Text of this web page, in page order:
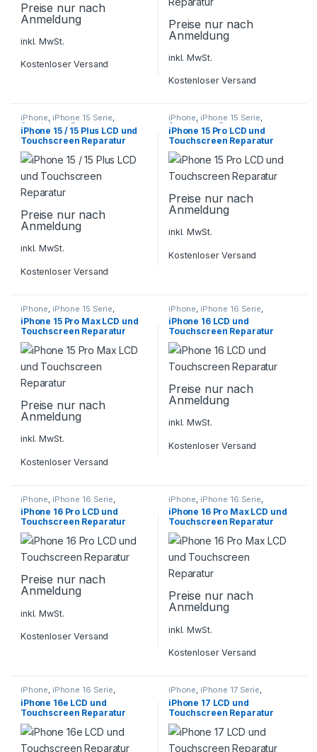
Preise nur nach
Anmeldung
inkl. MwSt.
Kostenloser Versand
Preise nur nach
Anmeldung
inkl. MwSt.
Kostenloser Versand
iPhone, iPhone 15 Serie,
Smartphone Reparatur
iPhone 15 / 15 Plus LCD und
Touchscreen Reparatur
Preise nur nach
Anmeldung
inkl. MwSt.
Kostenloser Versand
iPhone, iPhone 15 Serie,
Smartphone Reparatur
iPhone 15 Pro LCD und
Touchscreen Reparatur
Preise nur nach
Anmeldung
inkl. MwSt.
Kostenloser Versand
iPhone iPhone 15 Serie
Smartphone Reparatur
iPhone 15 Pro Max LCD und
Touchscreen Reparatur
Preise nur nach
Anmeldung
inkl. MwSt.
Kostenloser Versand
iPhone iPhone 16 Serie
Smartphone Reparatur
iPhone 16 LCD und
Touchscreen Reparatur
Preise nur nach
Anmeldung
inkl. MwSt.
Kostenloser Versand
iPhone iPhone 16 Serie
Smartphone Reparatur
iPhone 16 Pro LCD und
Touchscreen Reparatur
Preise nur nach
Anmeldung
inkl. MwSt.
Kostenloser Versand
iPhone iPhone 16 Serie
Smartphone Reparatur
iPhone 16 Pro Max LCD und
Touchscreen Reparatur
Preise nur nach
Anmeldung
inkl. MwSt.
Kostenloser Versand
iPhone iPhone 16 Serie
Smartphone Reparatur
iPhone 16e LCD und
Touchscreen Reparatur
iPhone iPhone 17 Serie
Smartphone Reparatur
iPhone 17 LCD und
Touchscreen Reparatur